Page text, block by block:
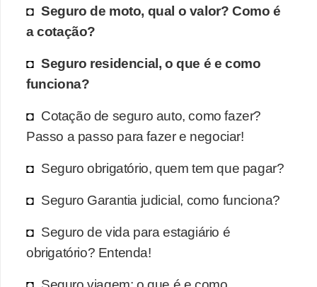
Seguro de moto, qual o valor? Como é
a cotação?
Seguro residencial, o que é e como
funciona?
Cotação de seguro auto, como fazer?
Passo a passo para fazer e negociar!
Seguro obrigatório, quem tem que pagar?
Seguro Garantia judicial, como funciona?
Seguro de vida para estagiário é
obrigatório? Entenda!
t
r
a
d
n
o
s
g
u
r